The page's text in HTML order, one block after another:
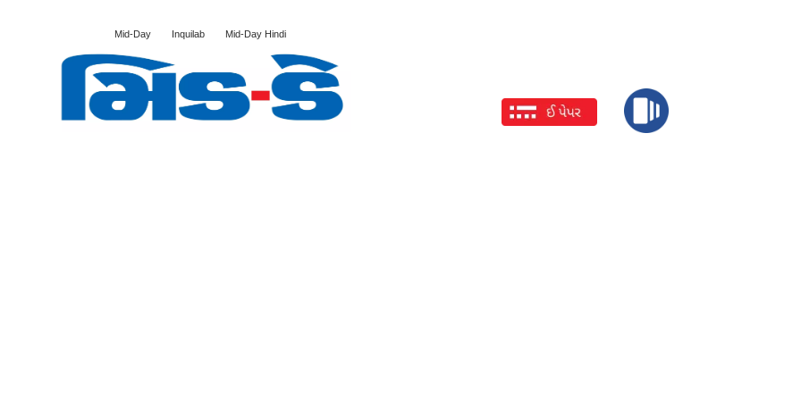
Mid-Day Inquilab Mid-Day Hindi